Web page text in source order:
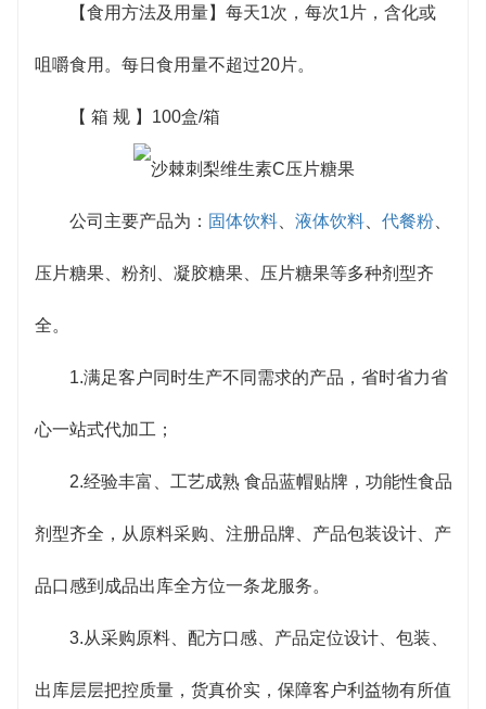
【食用方法及用量】每天1次，每次1片，含化或
咀嚼食用。每日食用量不超过20片。
【 箱 规 】100盒/箱
公司主要产品为： 固体饮料、 液体饮料、 代餐粉、
压片糖果、粉剂、凝胶糖果、压片糖果等多种剂型齐
全。
1.满足客户同时生产不同需求的产品，省时省力省
心一站式代加工；
2.经验丰富、工艺成熟 食品蓝帽贴牌，功能性食品
剂型齐全，从原料采购、注册品牌、产品包装设计、产
品口感到成品出库全方位一条龙服务。
3.从采购原料、配方口感、产品定位设计、包装、
出库层层把控质量，货真价实，保障客户利益物有所值